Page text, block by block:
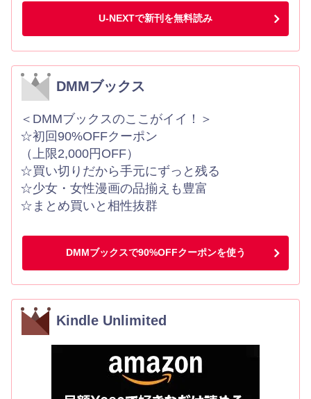
U-NEXTで新刊を無料読み
DMMブックス
＜DMMブックスのここがイイ！＞
☆初回90%OFFクーポン
（上限2,000円OFF）
☆買い切りだから手元にずっと残る
☆少女・女性漫画の品揃えも豊富
☆まとめ買いと相性抜群
DMMブックスで90%OFFクーポンを使う
Kindle Unlimited